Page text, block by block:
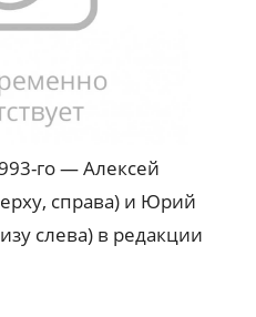
го — Алексей
справа) и Юрий
слева) в редакции